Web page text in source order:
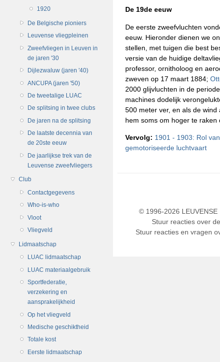
1920
De Belgische pioniers
Leuvense vliegpleinen
Zweefvliegen in Leuven in
de jaren '30
Dijlezwaluw (jaren '40)
ANCUPA (jaren '50)
De tweetalige LUAC
De splitsing in twee clubs
De jaren na de splitsing
De laatste decennia van
de 20ste eeuw
De jaarlijkse trek van de
Leuvense zweefvliegers
Club
Contactgegevens
Who-is-who
Vloot
Vliegveld
Lidmaatschap
LUAC lidmaatschap
LUAC materiaalgebruik
Sportfederatie,
verzekering en
aansprakelijkheid
Op het vliegveld
Medische geschiktheid
Totale kost
Eerste lidmaatschap
De 19de eeuw
De eerste zweefvluchten
eeuw. Hieronder dienen we
stellen, met tuigen die best
versie van de huidige
professor, ornitholoog en
zweven op 17 maart 1884;
2000 glijvluchten in de
machines dodelijk
500 meter ver, en als de
hem soms om hoger te raken
Vervolg: 1901 - 1903: Rol
gemotoriseerde luchtvaart
© 1996-2026
Stuur reacties over
Stuur reacties en vragen